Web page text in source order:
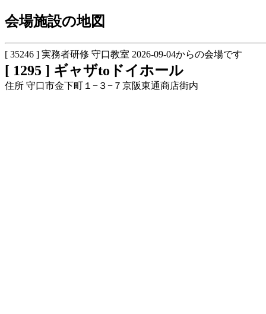
会場施設の地図
[ 35246 ] 実務者研修 守口教室 2026-09-04からの会場です
[ 1295 ] ギャザtoドイホール
住所 守口市金下町１−３−７京阪東通商店街内